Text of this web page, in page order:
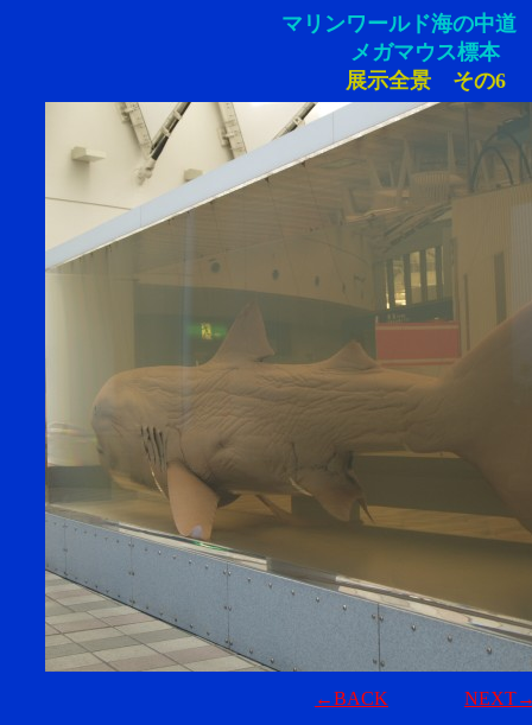
マリンワールド海の中
メガマウス標本
展示全景 その6
←BACK